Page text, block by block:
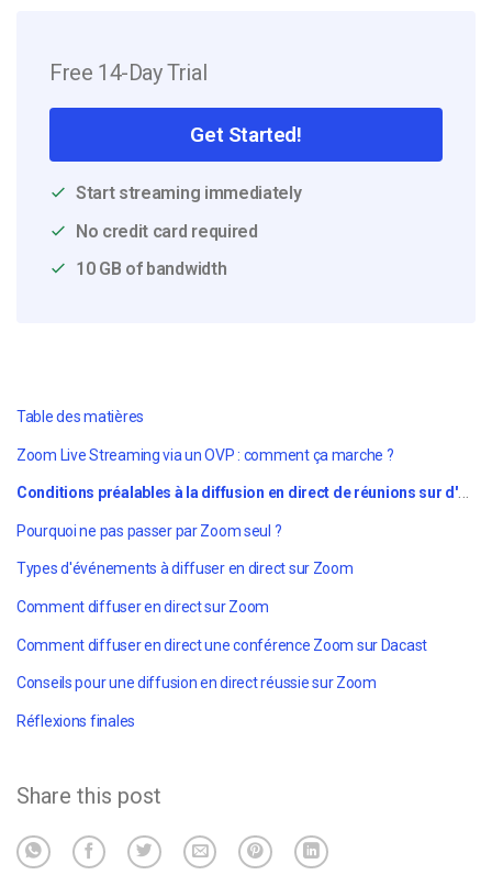
Free 14-Day Trial
Get Started!
Start streaming immediately
No credit card required
10 GB of bandwidth
Table des matières
Zoom Live Streaming via un OVP : comment ça marche ?
Conditions préalables à la diffusion en direct de réunions sur d'autres plateformes
Pourquoi ne pas passer par Zoom seul ?
Types d'événements à diffuser en direct sur Zoom
Comment diffuser en direct sur Zoom
Comment diffuser en direct une conférence Zoom sur Dacast
Conseils pour une diffusion en direct réussie sur Zoom
Réflexions finales
Share this post